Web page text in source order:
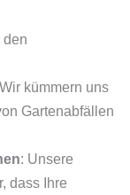
den
kümmern uns
Gartenabfällen
: Unsere
dass Ihre